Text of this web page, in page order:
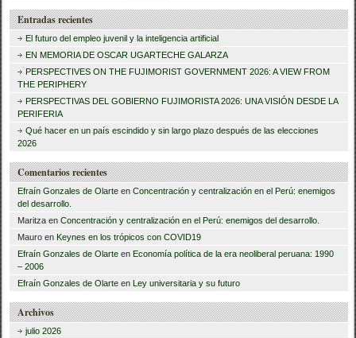
u
s
c
a
:
Entradas recientes
El futuro del empleo juvenil y la inteligencia artificial
EN MEMORIA DE OSCAR UGARTECHE GALARZA
PERSPECTIVES ON THE FUJIMORIST GOVERNMENT 2026: A VIEW FROM
THE PERIPHERY
PERSPECTIVAS DEL GOBIERNO FUJIMORISTA 2026: UNA VISIÓN DESDE LA
PERIFERIA
Qué hacer en un país escindido y sin largo plazo después de las elecciones
2026
Comentarios recientes
Efraín Gonzales de Olarte enConcentración y centralización en el Perú: enemigos
del desarrollo.
Maritza enConcentración y centralización en el Perú: enemigos del desarrollo.
Mauro en Keynes en los trópicos con COVID19
Efraín Gonzales de Olarte en Economía política de la era neoliberal peruana: 1990
– 2006
Efraín Gonzales de Olarte en Ley universitaria y su futuro
Archivos
julio 2026